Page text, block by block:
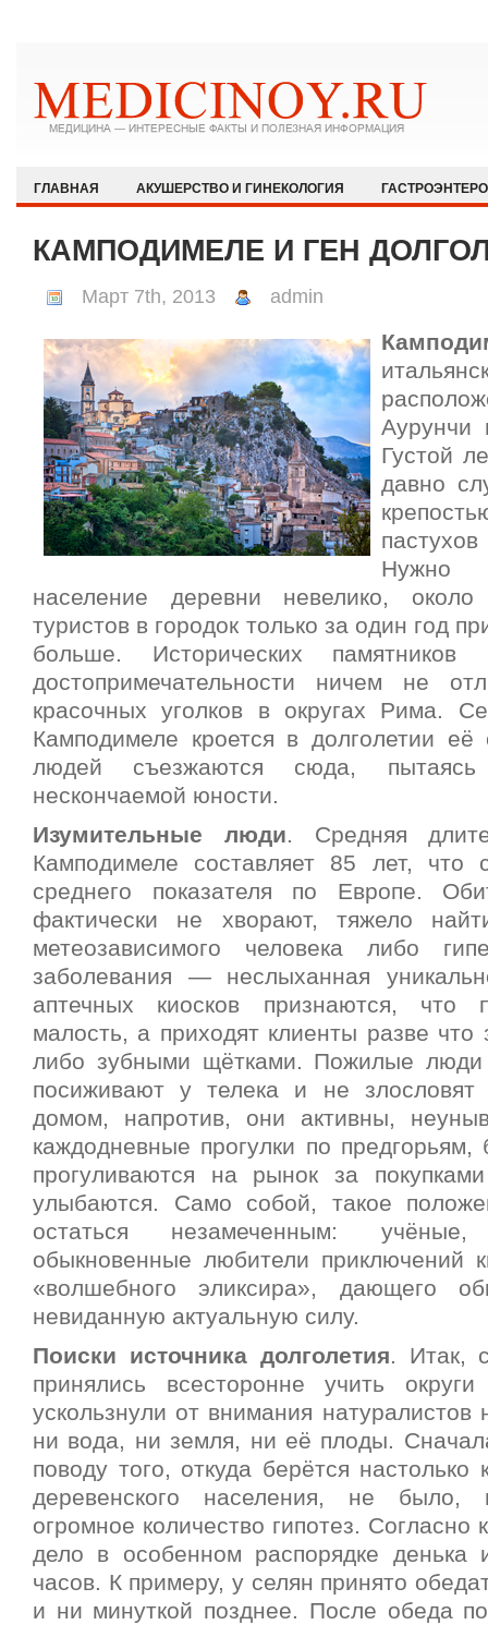
ГЛАВНАЯ АКУШЕРСТВО И ГИНЕКОЛОГИЯ
КАРДИОЛОГИЯ
МЕДИЦИНА И ОБЩЕСТВО
НЕВРОЛОГИЯ
ОФТАЛЬМОЛОГИЯ
ПЕДИАТРИЯ
ПСИХИАТРИЯ И
РЕВМАТОЛОГИЯ И НЕФРОЛОГИЯ
СЕКСОЛОГИЯ
ХИРУРГИЯ
ЭКСТРЕННАЯ МЕДИЦИНА ЭНДОКРИНОЛОГИЯ
КАМПОДИМЕЛЕ И ГЕН
Март 7th, 2013 admin
Аурунчи
Густой
давно
Нужно
население деревни невелико,
туристов в городок только за один год
больше. Исторических
достопримечательности ничем не
красочных уголков в округах Рима.
Камподимеле кроется в долголетии её
людей съезжаются сюда, пытаясь
нескончаемой юности.
Изумительные люди. Средняя
Камподимеле составляет 85 лет, что
среднего показателя по Европе.
фактически не хворают, тяжело
метеозависимого человека либо
заболевания — неслыханная
аптечных киосков признаются, что
малость, а приходят клиенты разве что
либо зубными щётками. Пожилые
посиживают у телека и не злословят
домом, напротив, они активны,
каждодневные прогулки по
прогуливаются на рынок за
улыбаются. Само собой, такое
остаться незамеченным:
обыкновенные любители приключений
«волшебного эликсира», дающего
невиданную актуальную силу.
Поиски источника долголетия. Итак,
принялись всесторонне учить
ускользнули от внимания натуралистов
ни вода, ни земля, ни её плоды.
поводу того, откуда берётся настолько
деревенского населения, не было,
огромное количество гипотез. Согласно
дело в особенном распорядке денька
часов. К примеру, у селян принято
и ни минуткой позднее. После обеда